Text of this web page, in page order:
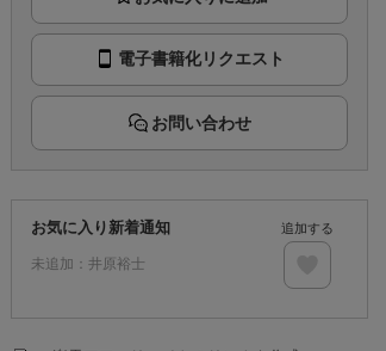
電子書籍化リクエスト
お問い合わせ
お気に入り新着通知
未追加： 井原裕士
追加する